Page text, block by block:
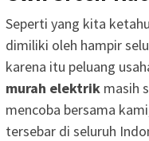
Seperti yang kita
dimiliki oleh hampir
karena itu peluang
murah elektrik masih
mencoba bersama
tersebar di seluruh